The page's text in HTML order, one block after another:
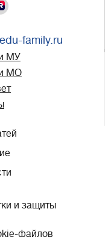
family.ru
МУ
МО
и защиты
файлов